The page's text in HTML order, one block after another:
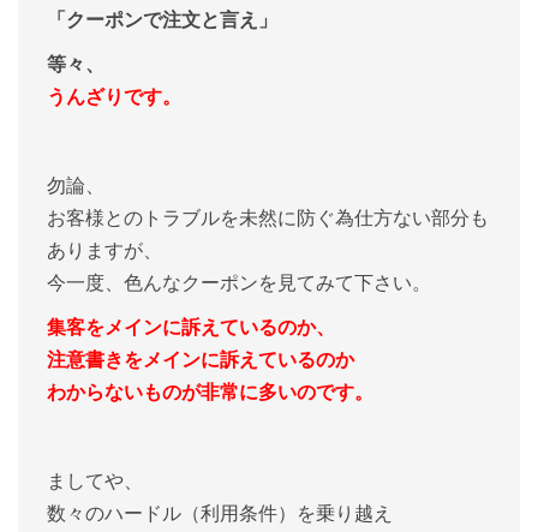
「クーポンで注文と言え」
等々、
うんざりです。
勿論、
お客様とのトラブルを未然に防ぐ為仕方ない部分も
ありますが、
今一度、色んなクーポンを見てみて下さい。
集客をメインに訴えているのか、
注意書きをメインに訴えているのか
わからないものが非常に多いのです。
ましてや、
数々のハードル（利用条件）を乗り越え